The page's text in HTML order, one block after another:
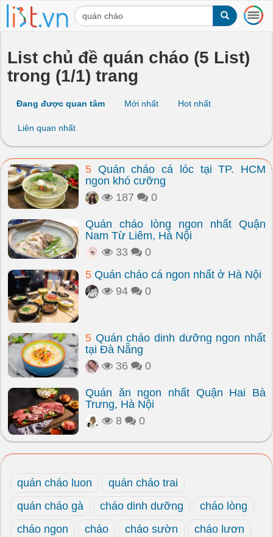
T
o
l
a
t
i
List chủ đề quán cháo (5 List)
trong (1/1) trang
Đang được quan tâm Mới nhất Hot nhất
Liên quan nhất
5 Quán cháo cá lóc tại TP. HCM
ngon khó cưỡng
187
0
Quán cháo lòng ngon nhất Quận
Nam Từ Liêm, Hà Nội
33
0
5 Quán cháo cá ngon nhất ở Hà Nội
94
0
5 Quán cháo dinh dưỡng ngon nhất
tại Đà Nẵng
36
0
Quán ăn ngon nhất Quận Hai Bà
Trưng, Hà Nội
8
0
quán cháo luon
quán cháo trai
quán cháo gà
cháo dinh dưỡng
cháo lòng
cháo ngon
cháo cháo sườn
cháo lươn